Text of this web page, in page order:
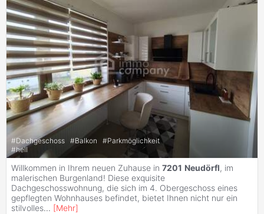
#Dachgeschoss #Balkon #Parkmöglichkeit
#hell
Willkommen in Ihrem neuen Zuhause in 7201 Neudörfl, im
malerischen Burgenland! Diese exquisite
Dachgeschosswohnung, die sich im 4. Obergeschoss eines
gepflegten Wohnhauses befindet, bietet Ihnen nicht nur ein
stilvolles... [Mehr]